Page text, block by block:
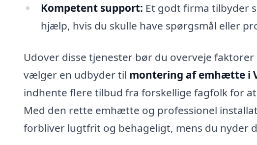
Kompetent support: Et godt firma tilbyder
hjælp, hvis du skulle have spørgsmål eller
Udover disse tjenester bør du overveje
vælger en udbyder til montering af emhætte i
indhente flere tilbud fra forskellige fagfolk for
Med den rette emhætte og professionel
forbliver lugtfrit og behageligt, mens du nyder